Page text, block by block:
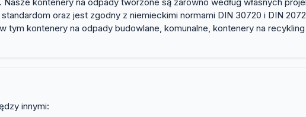
oraz jest zgodny z niemieckimi normami DIN 30720 i DIN
tym kontenery na odpady budowlane, komunalne, kontenery na
innymi: